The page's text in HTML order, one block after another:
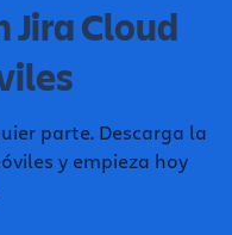
Jira Cloud
parte. Descarga la
y empieza hoy